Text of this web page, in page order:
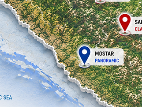
Factory
3 мин. чтения
решения для